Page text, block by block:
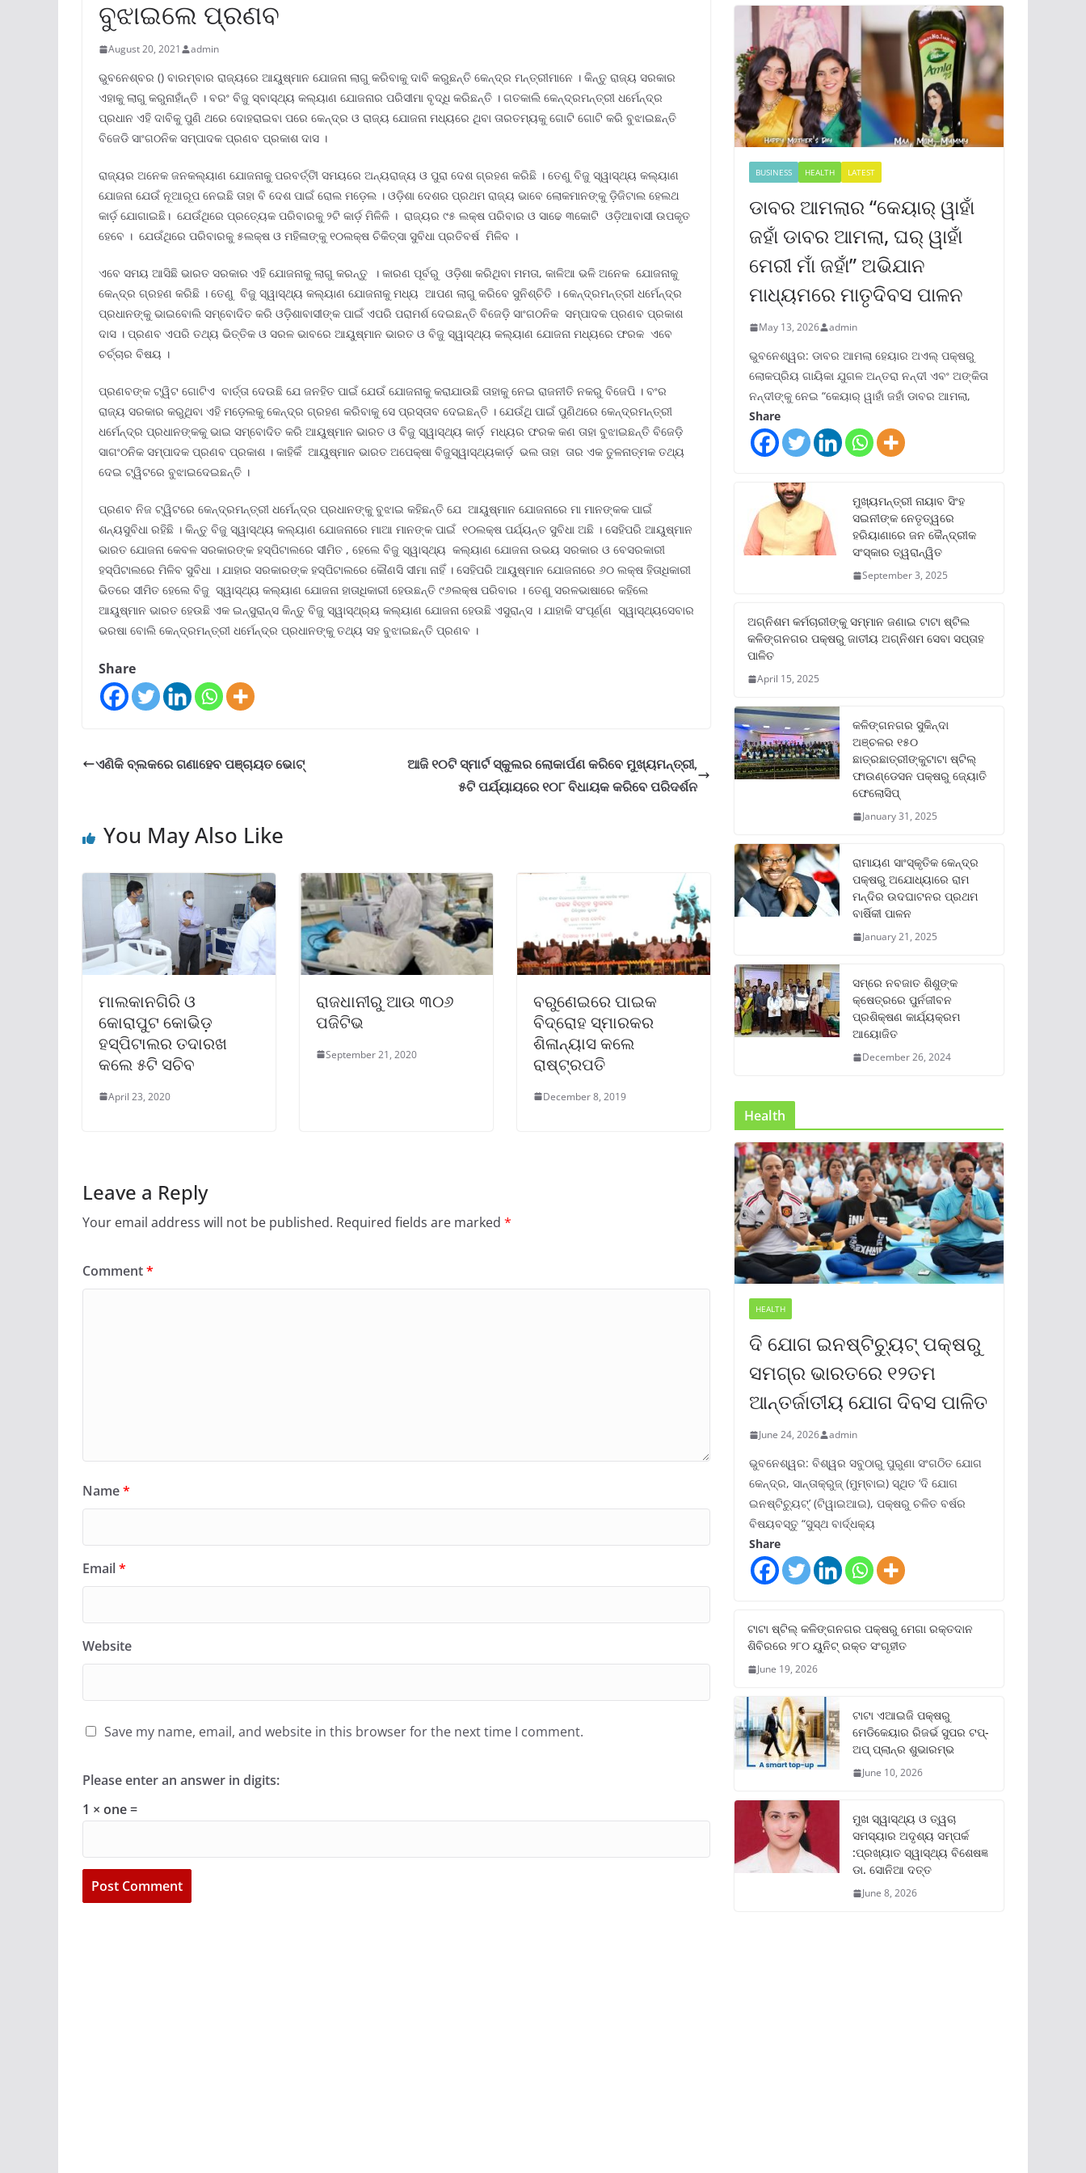
ବୁଝାଇଲେ ପ୍ରଣବ
August 20, 2021 admin
ଭୁବନେଶ୍ବର () ବାରମ୍ବାର ରାଜ୍ୟରେ ଆୟୁଷ୍ମାନ ଯୋଜନା ଲାଗୁ କରିବାକୁ ଦାବି କରୁଛନ୍ତି କେନ୍ଦ୍ର ମନ୍ତ୍ରୀମାନେ । କିନ୍ତୁ ରାଜ୍ୟ ସରକାର
ଏହାକୁ ଲାଗୁ କରୁନାହାଁନ୍ତି । ବରଂ ବିଜୁ ସ୍ବାସ୍ଥ୍ୟ କଲ୍ୟାଣ ଯୋଜନାର ପରିସୀମା ବୃଦ୍ଧି କରିଛନ୍ତି । ଗତକାଲି କେନ୍ଦ୍ରମନ୍ତ୍ରୀ ଧର୍ମେନ୍ଦ୍ର
ପ୍ରଧାନ ଏହି ଦାବିକୁ ପୁଣି ଥରେ ଦୋହରାଇବା ପରେ କେନ୍ଦ୍ର ଓ ରାଜ୍ୟ ଯୋଜନା ମଧ୍ୟରେ ଥିବା ତାରତମ୍ୟକୁ ଗୋଟି ଗୋଟି କରି ବୁଝାଇଛନ୍ତି
ବିଜେଡି ସାଂଗଠନିକ ସମ୍ପାଦକ ପ୍ରଣବ ପ୍ରକାଶ ଦାସ ।
ରାଜ୍ୟର ଅନେକ ଜନକଲ୍ୟାଣ ଯୋଜନାକୁ ପରବର୍ତ୍ତିୀ ସମୟରେ ଅନ୍ୟରାଜ୍ୟ ଓ ପୁରା ଦେଶ ଗ୍ରହଣ କରିଛି । ତେଣୁ ବିଜୁ ସ୍ୱାସ୍ଥ୍ୟ କଲ୍ୟାଣ
ଯୋଜନା ଯେଉଁ ନୂଆରୂପ ନେଇଛି ତାହା ବି ଦେଶ ପାଇଁ ରୋଲ ମଡ଼େଲ । ଓଡ଼ିଶା ଦେଶର ପ୍ରଥମ ରାଜ୍ୟ ଭାବେ ଲୋକମାନଙ୍କୁ ଡ଼ିଜିଟାଲ ହେଲଥ
କାର୍ଡ଼ ଯୋଗାଇଛି। ଯେଉଁଥିରେ ପ୍ରତ୍ୟେକ ପରିବାରକୁ ୨ଟି କାର୍ଡ଼ ମିଳିଳି । ରାଜ୍ୟର ୯୫ ଲକ୍ଷ ପରିବାର ଓ ସାଢେ ୩କୋଟି ଓଡ଼ିଆବାସୀ ଉପକୃତ
ହେବେ । ଯେଉଁଥିରେ ପରିବାରକୁ ୫ଲକ୍ଷ ଓ ମହିଳାଙ୍କୁ ୧୦ଲକ୍ଷ ଚିକିତ୍ସା ସୁବିଧା ପ୍ରତିବର୍ଷ ମିଳିବ ।
ଏବେ ସମୟ ଆସିଛି ଭାରତ ସରକାର ଏହି ଯୋଜନାକୁ ଲାଗୁ କରନ୍ତୁ । କାରଣ ପୂର୍ବରୁ ଓଡ଼ିଶା କରିଥିବା ମମତା, କାଳିଆ ଭଳି ଅନେକ ଯୋଜନାକୁ
କେନ୍ଦ୍ର ଗ୍ରହଣ କରିଛି । ତେଣୁ ବିଜୁ ସ୍ୱାସ୍ଥ୍ୟ କଲ୍ୟାଣ ଯୋଜନାକୁ ମଧ୍ୟ ଆପଣ ଲାଗୁ କରିବେ ସୁନିଶ୍ଚିତି । କେନ୍ଦ୍ରମନ୍ତ୍ରୀ ଧର୍ମେନ୍ଦ୍ର
ପ୍ରଧାନଙ୍କୁ ଭାଇବୋଲି ସମ୍ବୋଦିତ କରି ଓଡ଼ିଶାବାସୀଙ୍କ ପାଇଁ ଏପରି ପରାମର୍ଶ ଦେଇଛନ୍ତି ବିଜେଡ଼ି ସାଂଗଠନିକ ସମ୍ପାଦକ ପ୍ରଣବ ପ୍ରକାଶ
ଦାସ । ପ୍ରଣବ ଏପରି ତଥ୍ୟ ଭିତ୍ତିକ ଓ ସରଳ ଭାବରେ ଆୟୁଷ୍ମାନ ଭାରତ ଓ ବିଜୁ ସ୍ୱାସ୍ଥ୍ୟ କଲ୍ୟାଣ ଯୋଜନା ମଧ୍ୟରେ ଫରକ ଏବେ
ଚର୍ଚ୍ଚାର ବିଷୟ ।
ପ୍ରଣବଙ୍କ ଟ୍ୱିଟ ଗୋଟିଏ ବାର୍ତ୍ତା ଦେଉଛି ଯେ ଜନହିତ ପାଇଁ ଯେଉଁ ଯୋଜନାକୁ କରାଯାଉଛି ତାହାକୁ ନେଇ ରାଜନୀତି ନକରୁ ବିଜେପି । ବଂର
ରାଜ୍ୟ ସରକାର କରୁଥିବା ଏହି ମଡ଼େଲକୁ କେନ୍ଦ୍ର ଗ୍ରହଣ କରିବାକୁ ସେ ପ୍ରସ୍ତାବ ଦେଇଛନ୍ତି । ଯେଉଁଥି ପାଇଁ ପୁଣିଥରେ କେନ୍ଦ୍ରମନ୍ତ୍ରୀ
ଧର୍ମେନ୍ଦ୍ର ପ୍ରଧାନଙ୍କକୁ ଭାଇ ସମ୍ବୋଦିତ କରି ଆୟୁଷ୍ମାନ ଭାରତ ଓ ବିଜୁ ସ୍ୱାସ୍ଥ୍ୟ କାର୍ଡ଼ ମଧ୍ୟର ଫରକ କଣ ତାହା ବୁଝାଇଛନ୍ତି ବିଜେଡ଼ି
ସାଗଂଠନିକ ସମ୍ପାଦକ ପ୍ରଣବ ପ୍ରକାଶ । କାହିକିଁ ଆୟୁଷ୍ମାନ ଭାରତ ଅପେକ୍ଷା ବିଜୁସ୍ୱାସ୍ଥ୍ୟକାର୍ଡ଼ ଭଲ ତାହା ତାର ଏକ ତୁଳନାତ୍ମକ ତଥ୍ୟ
ଦେଇ ଟ୍ୱିଟରେ ବୁଝାଇଦେଇଛନ୍ତି ।
ପ୍ରଣବ ନିଜ ଟ୍ୱିଟରେ କେନ୍ଦ୍ରମନ୍ତ୍ରୀ ଧର୍ମେନ୍ଦ୍ର ପ୍ରଧାନଙ୍କୁ ବୁଝାଇ କହିଛନ୍ତି ଯେ ଆୟୁଷ୍ମାନ ଯୋଜନାରେ ମା ମାନଙ୍କକ ପାଇଁ
ଶନ୍ୟସୁବିଧା ରହିଛି । କିନ୍ତୁ ବିଜୁ ସ୍ୱାସ୍ଥ୍ୟ କଲ୍ୟାଣ ଯୋଜନାରେ ମାଆ ମାନଙ୍କ ପାଇଁ ୧୦ଲକ୍ଷ ପର୍ଯ୍ୟନ୍ତ ସୁବିଧା ଅଛି । ସେହିପରି ଆୟୁଷ୍ମାନ
ଭାରତ ଯୋଜନା କେବଳ ସରକାରଙ୍କ ହସ୍ପିଟାଲରେ ସୀମିତ , ହେଲେ ବିଜୁ ସ୍ୱାସ୍ଥ୍ୟ କଲ୍ୟାଣ ଯୋଜନା ଉଭୟ ସରକାର ଓ ବେସରକାରୀ
ହସ୍ପିଟାଲରେ ମିଳିବ ସୁବିଧା । ଯାହାର ସରକାରଙ୍କ ହସ୍ପିଟାଲରେ କୌଣସି ସୀମା ନାହିଁ । ସେହିପରି ଆୟୁଷ୍ମାନ ଯୋଜନାରେ ୬୦ ଲକ୍ଷ ହିତାଧିକାରୀ
ଭିତରେ ସୀମିତ ହେଲେ ବିଜୁ ସ୍ୱାସ୍ଥ୍ୟ କଲ୍ୟାଣ ଯୋଜନା ହାତାଧିକାରୀ ହେଉଛନ୍ତି ୯୬ଲକ୍ଷ ପରିବାର । ତେଣୁ ସରଳଭାଷାରେ କହିଲେ
ଆୟୁଷ୍ମାନ ଭାରତ ହେଉଛି ଏକ ଇନ୍ସୁରାନ୍ସ କିନ୍ତୁ ବିଜୁ ସ୍ୱାସ୍ଥ୍ର‌୍ୟ କଲ୍ୟାଣ ଯୋଜନା ହେଉଛି ଏସୁରାନ୍ସ । ଯାହାକି ସଂପୂର୍ଣ୍ଣ ସ୍ୱାସ୍ଥ୍ୟସେବାର
ଭରଷା ବୋଲି କେନ୍ଦ୍ରମନ୍ତ୍ରୀ ଧର୍ମେନ୍ଦ୍ର ପ୍ରଧାନଙ୍କୁ ତଥ୍ୟ ସହ ବୁଝାଇଛନ୍ତି ପ୍ରଣବ ।
Share
ଏଣିକି ବ୍ଲକରେ ଗଣାହେବ ପଞ୍ଚାୟତ ଭୋଟ୍
ଆଜି ୧୦ଟି ସ୍ମାର୍ଟ ସ୍କୁଲର ଲୋକାର୍ପଣ କରିବେ ମୁଖ୍ୟମନ୍ତ୍ରୀ,
୫ଟି ପର୍ଯ୍ୟାୟରେ ୧୦୮ ବିଧାୟକ କରିବେ ପରିଦର୍ଶନ
You May Also Like
ମାଲକାନଗିରି ଓ
କୋରାପୁଟ କୋଭିଡ଼
ହସ୍ପିଟାଲର ତଦାରଖ
କଲେ ୫ଟି ସଚିବ
April 23, 2020
ରାଜଧାନୀରୁ ଆଉ ୩୦୬
ପଜିଟିଭ
September 21, 2020
ବରୁଣେଇରେ ପାଇକ
ବିଦ୍ରୋହ ସ୍ମାରକର
ଶିଳାନ୍ୟାସ କଲେ
ରାଷ୍ଟ୍ରପତି
December 8, 2019
Leave a Reply
Your email address will not be published. Required fields are marked *
Comment*
Name*
Email*
Website
Save my name, email, and website in this browser for the next time I comment.
Please enter an answer in digits:
1 × one =
BUSINESS HEALTH LATEST
ଡାବର ଆମଲାର “କେୟାର୍ ୱାହାଁ
ଜହାଁ ଡାବର ଆମଲା, ଘର୍ ୱାହାଁ
ମେରୀ ମାଁ ଜହାଁ” ଅଭିଯାନ
ମାଧ୍ୟମରେ ମାତୃଦିବସ ପାଳନ
May 13, 2026 admin
ଭୁବନେଶ୍ୱର: ଡାବର ଆମଲା ହେୟାର ଅଏଲ୍ ପକ୍ଷରୁ
ଲୋକପ୍ରିୟ ଗାୟିକା ଯୁଗଳ ଅନ୍ତରା ନନ୍ଦୀ ଏବଂ ଅଙ୍କିତା
ନନ୍ଦୀଙ୍କୁ ନେଇ “କେୟାର୍ ୱାହାଁ ଜହାଁ ଡାବର ଆମଲା,
Share
ମୁଖ୍ୟମନ୍ତ୍ରୀ ନାୟାବ ସିଂହ
ସଇନୀଙ୍କ ନେତୃତ୍ୱରେ
ହରିୟାଣାରେ ଜନ କୈନ୍ଦ୍ରୀକ
ସଂସ୍କାର ତ୍ୱରାନ୍ୱିତ
September 3, 2025
ଅଗ୍ନିଶମ କର୍ମଚାରୀଙ୍କୁ ସମ୍ମାନ ଜଣାଇ ଟାଟା ଷ୍ଟିଲ
କଳିଙ୍ଗନଗର ପକ୍ଷରୁ ଜାତୀୟ ଅଗ୍ନିଶମ ସେବା ସପ୍ତାହ
ପାଳିତ
April 15, 2025
କଳିଙ୍ଗନଗର ସୁକିନ୍ଦା
ଅଞ୍ଚଳର ୧୫୦
ଛାତ୍ରଛାତ୍ରୀଙ୍କୁଟାଟା ଷ୍ଟିଲ୍
ଫାଉଣ୍ଡେସନ ପକ୍ଷରୁ ଜ୍ୟୋତି
ଫେଲୋସିପ୍‌
January 31, 2025
ରାମାୟଣ ସାଂସ୍କୃତିକ କେନ୍ଦ୍ର
ପକ୍ଷରୁ ଅଯୋଧ୍ୟାରେ ରାମ
ମନ୍ଦିର ଉଦଘାଟନର ପ୍ରଥମ
ବାର୍ଷିକୀ ପାଳନ
January 21, 2025
ସମ୍‌ରେ ନବଜାତ ଶିଶୁଙ୍କ
କ୍ଷେତ୍ରରେ ପୁର୍ନଜୀବନ
ପ୍ରଶିକ୍ଷଣ କାର୍ଯ୍ୟକ୍ରମ
ଆୟୋଜିତ
December 26, 2024
Health
HEALTH
ଦି ଯୋଗ ଇନଷ୍ଟିଚ୍ୟୁଟ୍ ପକ୍ଷରୁ
ସମଗ୍ର ଭାରତରେ ୧୨ତମ
ଆନ୍ତର୍ଜାତୀୟ ଯୋଗ ଦିବସ ପାଳିତ
June 24, 2026 admin
ଭୁବନେଶ୍ୱର: ବିଶ୍ୱର ସବୁଠାରୁ ପୁରୁଣା ସଂଗଠିତ ଯୋଗ
କେନ୍ଦ୍ର, ସାନ୍ତାକ୍ରୁଜ୍ (ମୁମ୍ବାଇ) ସ୍ଥିତ ‘ଦି ଯୋଗ
ଇନଷ୍ଟିଚ୍ୟୁଟ୍‌’ (ଟିୱାଇଆଇ), ପକ୍ଷରୁ ଚଳିତ ବର୍ଷର
ବିଷୟବସ୍ତୁ “ସୁସ୍ଥ ବାର୍ଦ୍ଧକ୍ୟ
Share
ଟାଟା ଷ୍ଟିଲ୍‌ କଳିଙ୍ଗନଗର ପକ୍ଷରୁ ମେଗା ରକ୍ତଦାନ
ଶିବିରରେ ୨୮୦ ୟୁନିଟ୍‌ ରକ୍ତ ସଂଗୃହୀତ
June 19, 2026
ଟାଟା ଏଆଇଜି ପକ୍ଷରୁ
ମେଡିକେୟାର ରିଜର୍ଭ ସୁପର ଟପ୍‌-
ଅପ୍ ପ୍ଲାନ୍‌ର ଶୁଭାରମ୍ଭ
June 10, 2026
ମୁଖ ସ୍ୱାସ୍ଥ୍ୟ ଓ ତ୍ୱଚା
ସମସ୍ୟାର ଅଦୃଶ୍ୟ ସମ୍ପର୍କ
:ପ୍ରଖ୍ୟାତ ସ୍ୱାସ୍ଥ୍ୟ ବିଶେଷଜ୍ଞ
ଡା. ସୋନିଆ ଦତ୍ତ
June 8, 2026